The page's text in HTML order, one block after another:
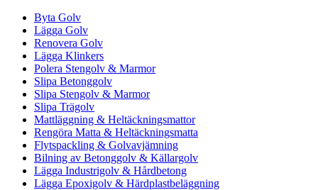
Byta Golv
Lägga Golv
Renovera Golv
Lägga Klinkers
Polera Stengolv & Marmor
Slipa Betonggolv
Slipa Stengolv & Marmor
Slipa Trägolv
Mattläggning & Heltäckningsmattor
Rengöra Matta & Heltäckningsmatta
Flytspackling & Golvavjämning
Bilning av Betonggolv & Källargolv
Lägga Industrigolv & Hårdbetong
Lägga Epoxigolv & Härdplastbeläggning